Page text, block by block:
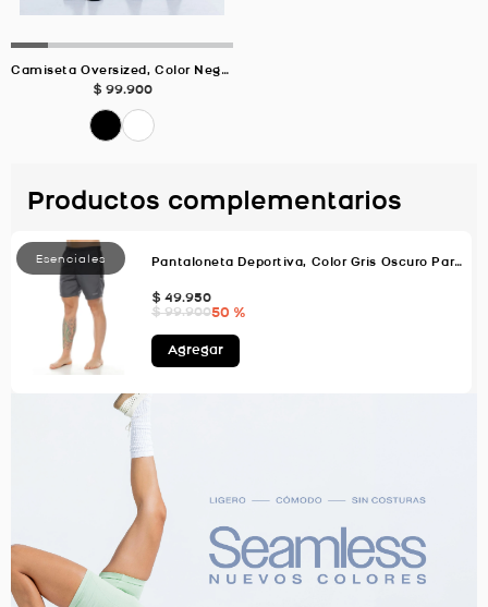
Camiseta Oversized, Color Negro Unisex
$ 99.900
Productos complementarios
Pantaloneta Deportiva, Color Gris Oscuro Para Hombre
$ 49.950
$ 99.90050 %
Agregar